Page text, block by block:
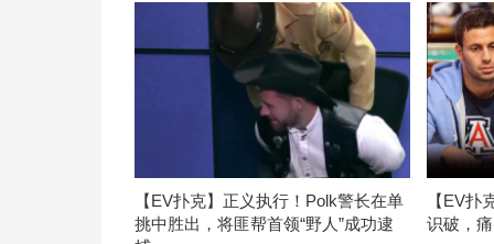
【EV扑克】正义执行！Polk警长在单
挑中胜出，将匪帮首领“野人”成功逮
【EV扑
识破，